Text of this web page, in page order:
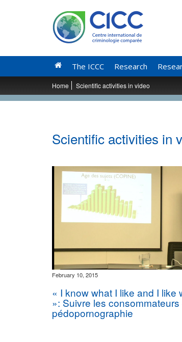
The ICCC Research
Home Scientific activities in video
Scientific activities in
February 10, 2015
« I know what I like and I like
»: Suivre les consommateurs
pédopornographie